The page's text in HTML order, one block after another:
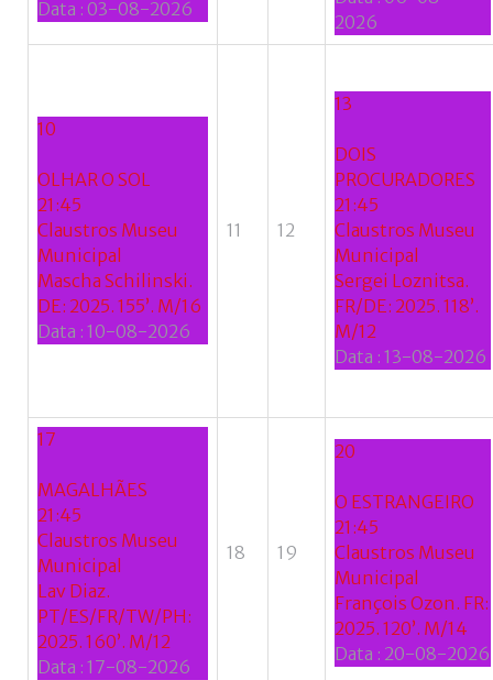
Data : 03-08-2026
2026
10
OLHAR O SOL
21:45
Claustros Museu
Municipal
Mascha Schilinski.
DE: 2025. 155’. M/16
Data : 10-08-2026
11 12
13
DOIS
PROCURADORES
21:45
Claustros Museu
Municipal
Sergei Loznitsa.
FR/DE: 2025. 118’.
M/12
Data : 13-08-2026
17
MAGALHÃES
21:45
Claustros Museu
Municipal
Lav Diaz.
PT/ES/FR/TW/PH:
2025. 160’. M/12
Data : 17-08-2026
18 19
20
O ESTRANGEIRO
21:45
Claustros Museu
Municipal
François Ozon. FR:
2025. 120’. M/14
Data : 20-08-2026